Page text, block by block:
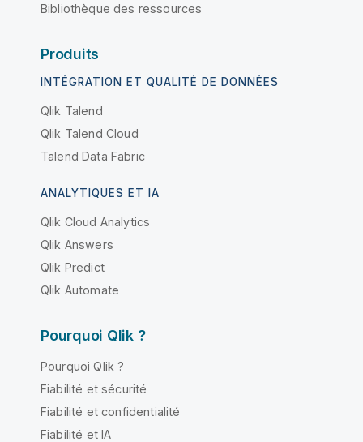
Bibliothèque des ressources
Produits
INTÉGRATION ET QUALITÉ DE DONNÉES
Qlik Talend
Qlik Talend Cloud
Talend Data Fabric
ANALYTIQUES ET IA
Qlik Cloud Analytics
Qlik Answers
Qlik Predict
Qlik Automate
Pourquoi Qlik ?
Pourquoi Qlik ?
Fiabilité et sécurité
Fiabilité et confidentialité
Fiabilité et IA